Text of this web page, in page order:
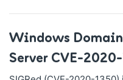
Windows Domain
Server CVE-